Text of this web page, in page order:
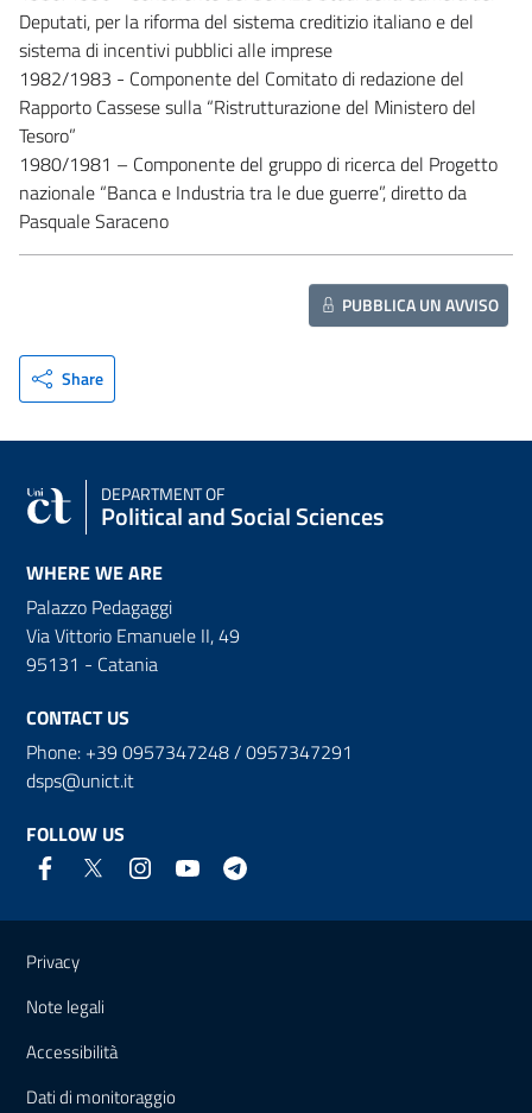
Deputati, per la riforma del sistema creditizio italiano e del
sistema di incentivi pubblici alle imprese
1982/1983 - Componente del Comitato di redazione del
Rapporto Cassese sulla “Ristrutturazione del Ministero del
Tesoro”
1980/1981 – Componente del gruppo di ricerca del Progetto
nazionale “Banca e Industria tra le due guerre”, diretto da
Pasquale Saraceno
PUBBLICA UN AVVISO
Share
DEPARTMENT OF
Political and Social Sciences
WHERE WE ARE
Palazzo Pedagaggi
Via Vittorio Emanuele II, 49
95131 - Catania
CONTACT US
Phone: +39 0957347248 / 0957347291
dsps@unict.it
FOLLOW US
Useful links and information
Privacy
Note legali
Accessibilità
Dati di monitoraggio